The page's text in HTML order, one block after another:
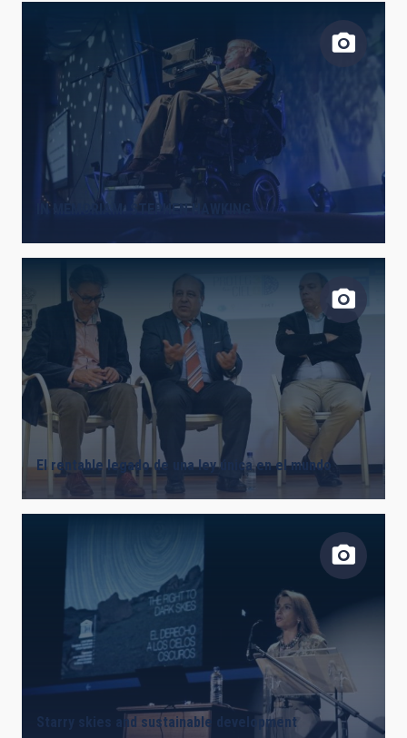
IN MEMORIAM: STEPHEN HAWKING
El rentable legado de una ley única en el mundo
Starry skies and sustainable development